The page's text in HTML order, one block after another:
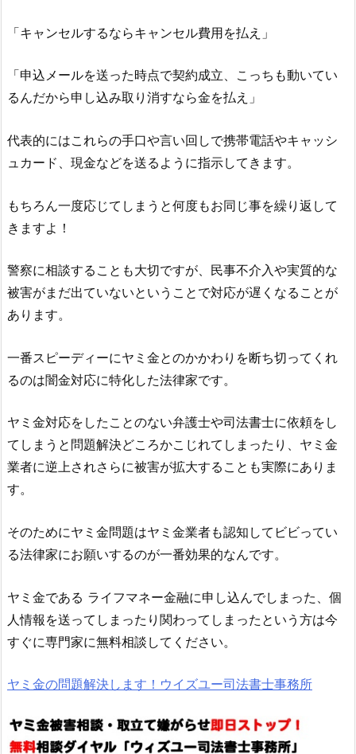
「キャンセルするならキャンセル費用を払え」
「申込メールを送った時点で契約成立、こっちも動いてい
るんだから申し込み取り消すなら金を払え」
代表的にはこれらの手口や言い回しで携帯電話やキャッシ
ュカード、現金などを送るように指示してきます。
もちろん一度応じてしまうと何度もお同じ事を繰り返して
きますよ！
警察に相談することも大切ですが、民事不介入や実質的な
被害がまだ出ていないということで対応が遅くなることが
あります。
一番スピーディーにヤミ金とのかかわりを断ち切ってくれ
るのは闇金対応に特化した法律家です。
ヤミ金対応をしたことのない弁護士や司法書士に依頼をし
てしまうと問題解決どころかこじれてしまったり、ヤミ金
業者に逆上されさらに被害が拡大することも実際にありま
す。
そのためにヤミ金問題はヤミ金業者も認知してビビってい
る法律家にお願いするのが一番効果的なんです。
ヤミ金である ライフマネー金融に申し込んでしまった、個
人情報を送ってしまったり関わってしまったという方は今
すぐに専門家に無料相談してください。
ヤミ金の問題解決します！ウイズユー司法書士事務所